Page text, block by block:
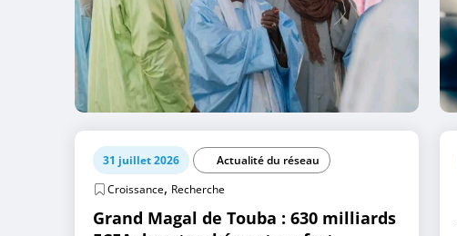
31 juillet 2026
Actualité du réseau
Croissance, Recherche
Grand Magal de Touba : 630 milliards